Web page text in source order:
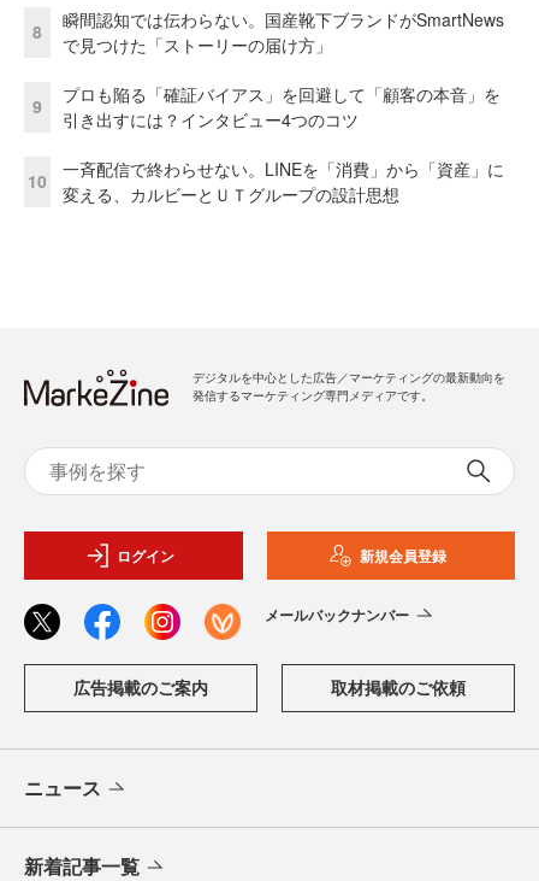
8
瞬間認知では伝わらない。国産靴下ブランドがSmartNews
で見つけた「ストーリーの届け方」
9
プロも陥る「確証バイアス」を回避して「顧客の本音」を
引き出すには？インタビュー4つのコツ
10
一斉配信で終わらせない。LINEを「消費」から「資産」に
変える、カルビーとＵＴグループの設計思想
デジタルを中心とした広告／マーケティングの最新動向を
発信するマーケティング専門メディアです。
ログイン 新規会員登録
メールバックナンバー
広告掲載のご案内 取材掲載のご依頼
ニュース
新着記事一覧